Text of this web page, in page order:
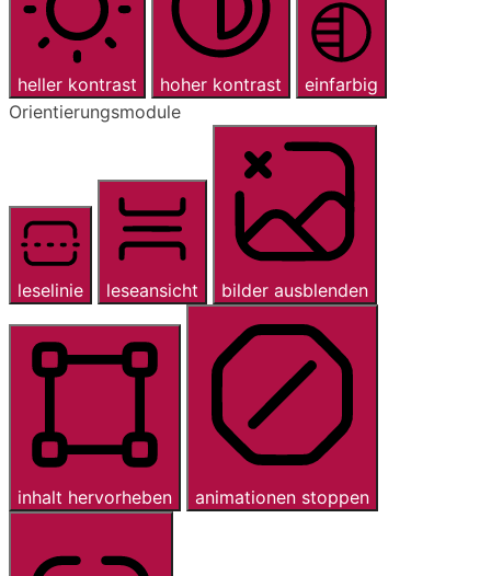
heller kontrast hoher kontrast
einfarbig
Orientierungsmodule
leselinie leseansicht bilder ausblenden
inhalt hervorheben animationen stoppen